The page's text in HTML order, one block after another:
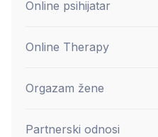
Online psihijatar
Online Therapy
Orgazam žene
Partnerski odnosi